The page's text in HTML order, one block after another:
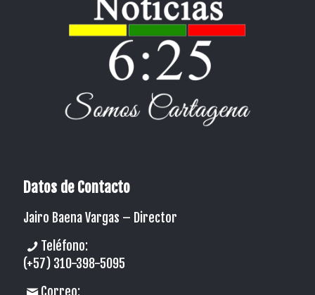
Datos de Contacto
Jairo Baena Vargas – Director
Teléfono:
(+57) 310-398-5095
Correo: